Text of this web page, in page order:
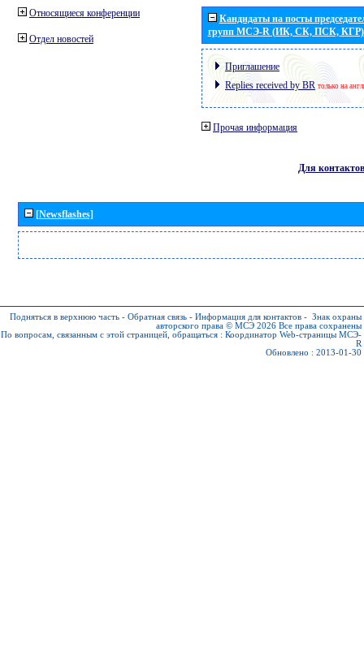
Относящиеся конференции
Отдел новостей
Кандидаты на посты
групп МСЭ-R (ИК, СК, ПСК, КГР)
Приглашение
Replies received by BR только на
Прочая информация
Для контактов
[Newsflashes]
Подняться в верхнюю часть - Обратная связь - Информация для контактов - Знак охраны
авторского права © МСЭ 2026 Все права сохранены
По вопросам, связанным с этой страницей, обращаться : Координатор Web-страницы МСЭ-
R
Обновлено : 2013-01-30